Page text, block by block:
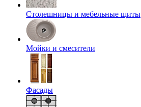
Столешницы и мебельные щиты
Мойки и смесители
Фасады